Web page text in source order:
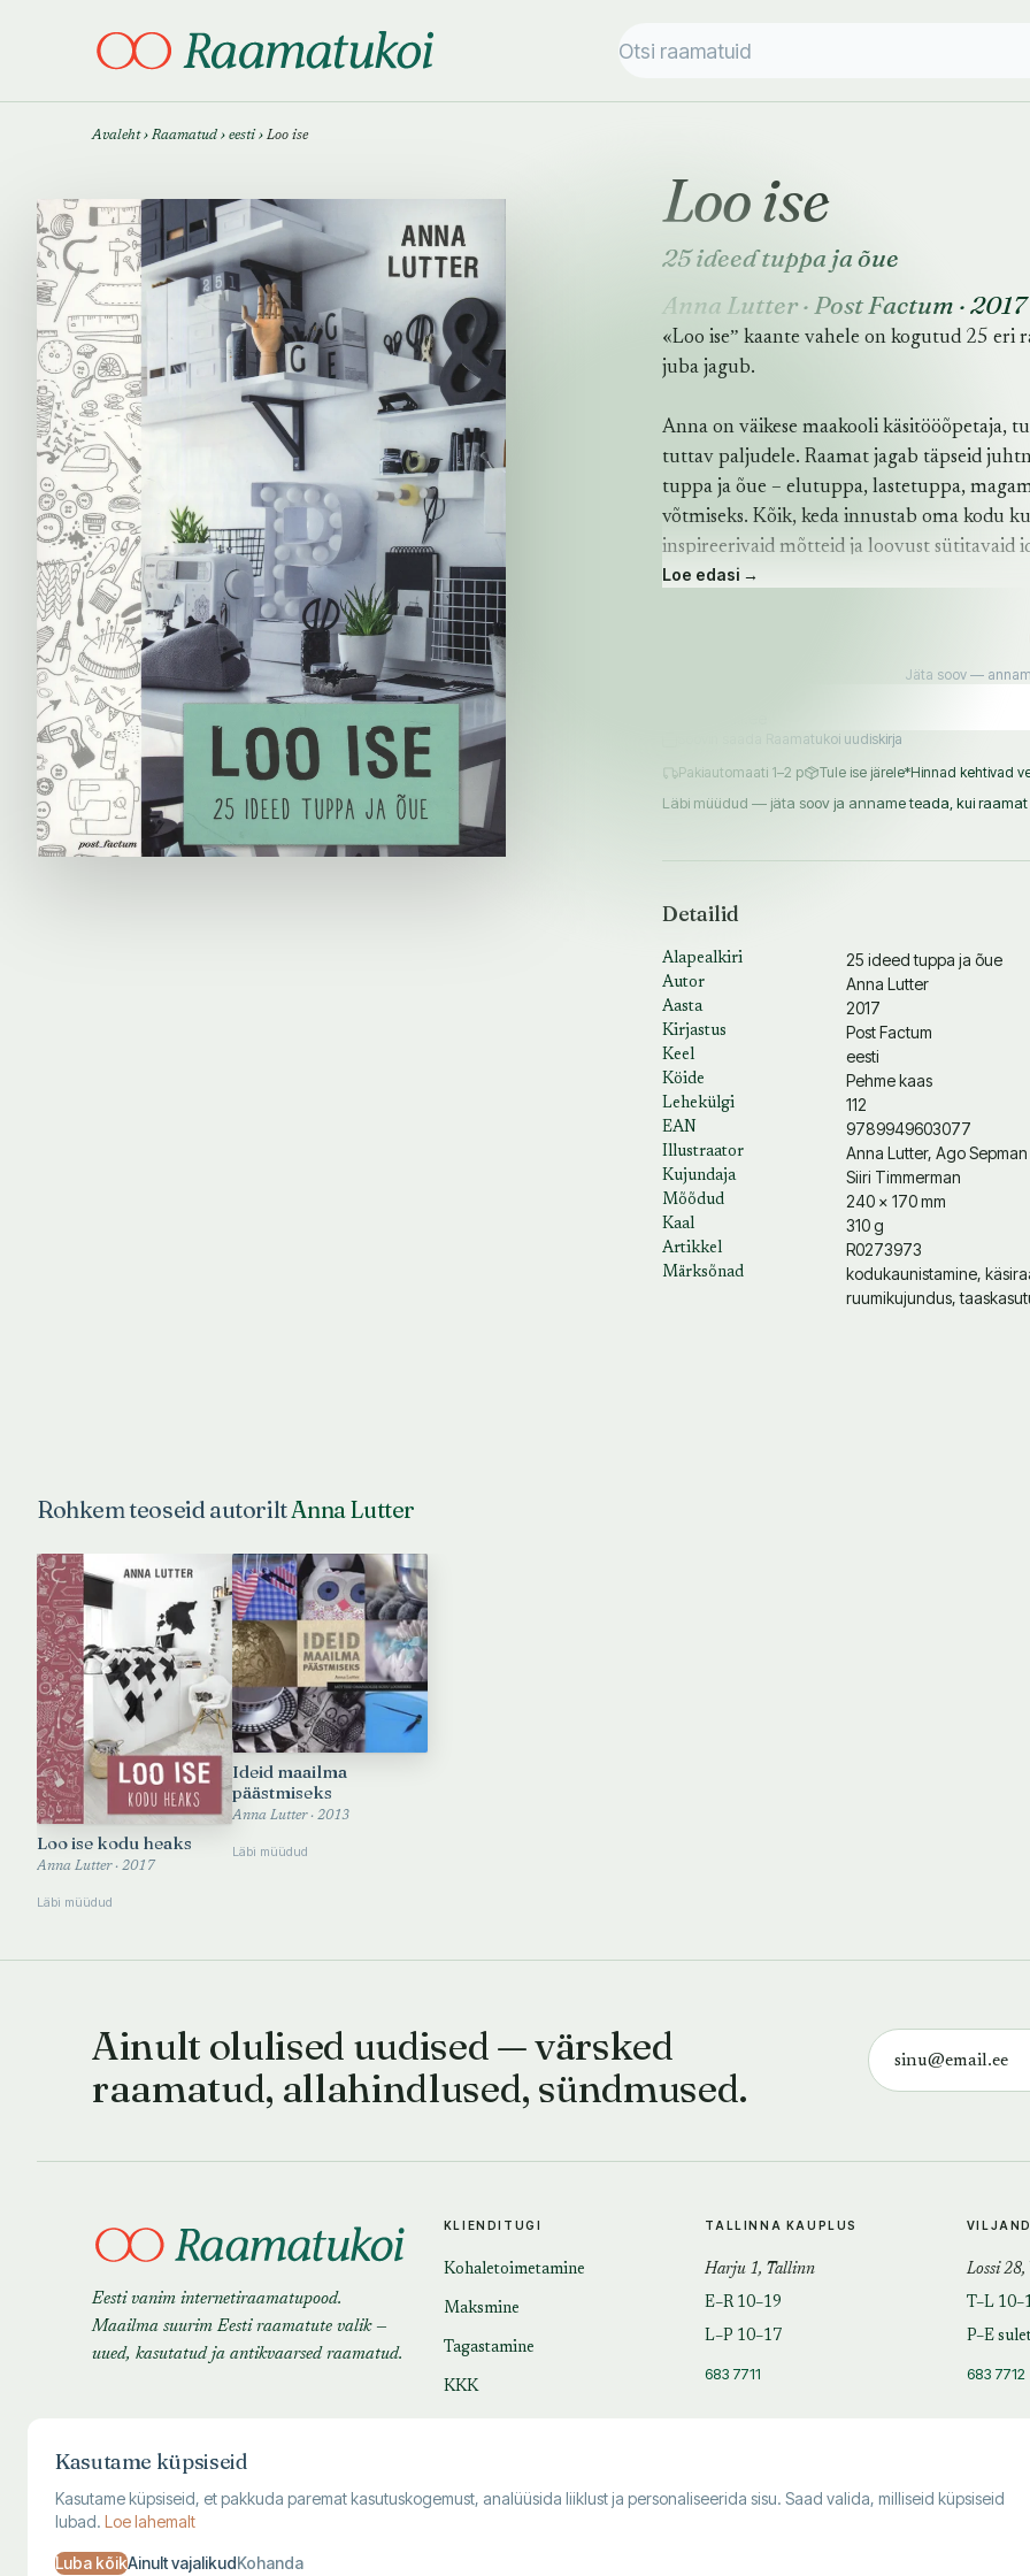
Avaleht› Raamatud › eesti › Loo ise
Loo ise
25 ideed tuppa ja õue
Anna Lutter·Post Factum ·2017
«Loo iseˮ kaante vahele on kogutud 25 eri
juba jagub.
Anna on väikese maakooli käsitööõpetaja,
tuttav paljudele. Raamat jagab täpseid
tuppa ja õue – elutuppa, lastetuppa,
võtmiseks. Kõik, keda innustab oma kodu
inspireerivaid mõtteid ja loovust sütitavaid
«Mind inspireerib teadmine, et ma
kodusemaks, ei ole vaja ilmtingimata
hakkama, ma oskan, ja siis on kõik
Loe edasi →
Jäta soov —
Soovin saada Raamatukoi uudiskirja
Pakiautomaati 1–2 p
Tule ise järele*Hinnad kehtivad
Läbi müüdud — jäta soov ja anname teada, kui
Detailid
Alapealkiri 25 ideed tuppa ja õue
Autor Anna Lutter
Aasta 2017
Kirjastus Post Factum
Keel eesti
Köide Pehme kaas
Lehekülgi 112
EAN 9789949603077
Illustraator Anna Lutter, Ago Sepman
Kujundaja Siiri Timmerman
Mõõdud 240 × 170 mm
Kaal 310 g
Artikkel R0273973
Märksõnad
kodukaunistamine,
ruumikujundus,
Rohkem teoseid autoriltAnna Lutter
Loo ise kodu heaks
Anna Lutter · 2017
Läbi müüdud
Ideid maailma
päästmiseks
Anna Lutter · 2013
Läbi müüdud
Ainult olulised uudised — värsked
raamatud, allahindlused, sündmused.
Eesti vanim internetiraamatupood.
Maailma suurim Eesti raamatute valik —
uued, kasutatud ja antikvaarsed raamatud.
KLIENDITUGI
Kohaletoimetamine
Maksmine
Tagastamine
KKK
TALLINNA KAUPLUS
Harju 1, Tallinn
E–R 10–19
L–P 10–17
683 7711
Lossi
T–L
P–E
683 7712
Kasutame küpsiseid
Kasutame küpsiseid, et pakkuda paremat kasutuskogemust, analüüsida liiklust ja personaliseerida sisu. Saad valida, milliseid küpsiseid
lubad. Loe lahemalt
Luba kõikAinult vajalikudKohanda